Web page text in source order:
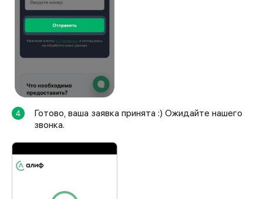
4
Готово, ваша заявка принята :) Ожидайте нашего
звонка.